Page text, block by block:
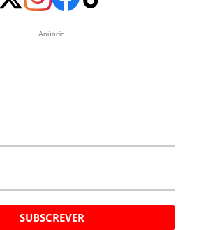
Anúncio